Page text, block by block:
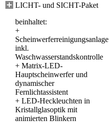
LICHT- und SICHT-Paket
beinhaltet:
+
Scheinwerferreinigungsanlage
inkl.
Waschwasserstandskontrolle
+ Matrix-LED-
Hauptscheinwerfer und
dynamischer
Fernlichtassistent
+ LED-Heckleuchten in
Kristallglasoptik mit
animierten Blinkern